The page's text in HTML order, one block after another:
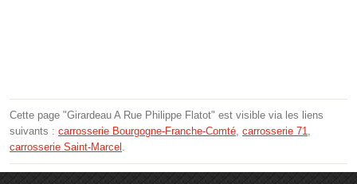
Cette page "Girardeau A Rue Philippe Flatot" est visible via les liens
suivants : carrosserie Bourgogne-Franche-Comté carrosserie 71
carrosserie Saint-Marcel